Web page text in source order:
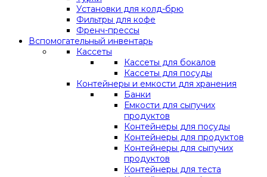
Установки для колд-брю
Фильтры для кофе
Френч-прессы
Вспомогательный инвентарь
Кассеты
Кассеты для бокалов
Кассеты для посуды
Контейнеры и емкости для хранения
Банки
Емкости для сыпучих
продуктов
Контейнеры для посуды
Контейнеры для продуктов
Контейнеры для сыпучих
продуктов
Контейнеры для теста